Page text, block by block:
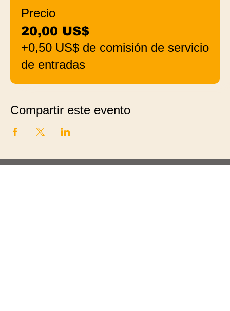
Precio
20,00 US$
+0,50 US$ de comisión de servicio
de entradas
Compartir este evento